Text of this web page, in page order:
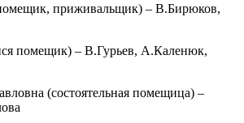
приживальщик) – В.Бирюков,
помещик) – В.Гурьев, А.Каленюк,
(состоятельная помещица) –